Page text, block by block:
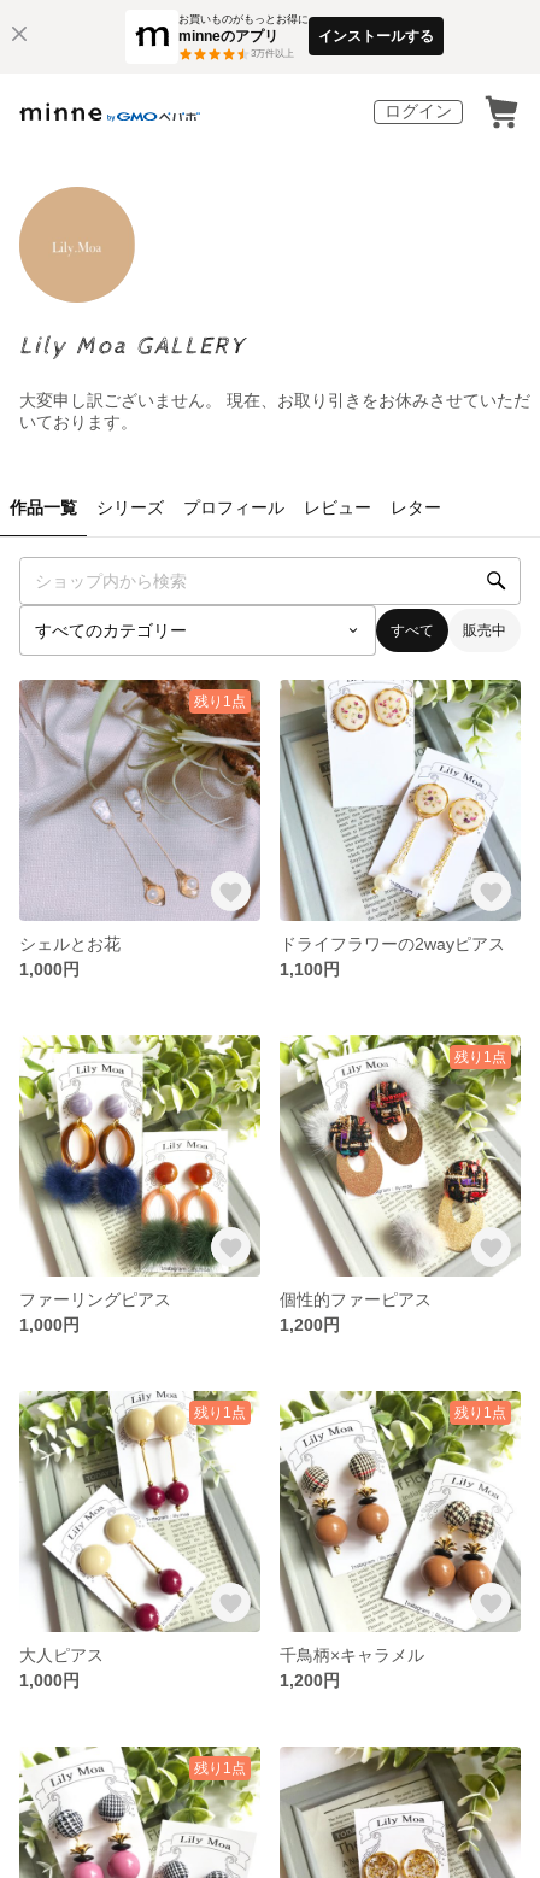
お買いものがもっとお得に
minneのアプリ
3万件以上
インストールする
ログイン
Lily Moa GALLERY
大変申し訳ございません。 現在、お取り引きをお休みさせていただ
いております。
作品一覧 シリーズ プロフィール レビュー レター
すべて 販売中
残り1点
シェルとお花
1,000円
ドライフラワーの2wayピアス
1,100円
ファーリングピアス
1,000円
残り1点
個性的ファーピアス
1,200円
残り1点
大人ピアス
1,000円
残り1点
千鳥柄×キャラメル
1,200円
残り1点